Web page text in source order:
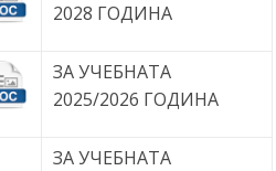
2028 ГОДИНА
ЗА УЧЕБНАТА
2025/2026 ГОДИНА
ЗА УЧЕБНАТА